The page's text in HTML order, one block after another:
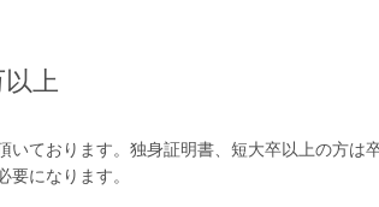
上
いております。独身証明書、短大卒以上の方は
になります。